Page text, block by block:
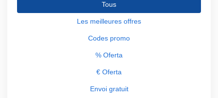
Tous
Les meilleures offres
Codes promo
% Oferta
€ Oferta
Envoi gratuit